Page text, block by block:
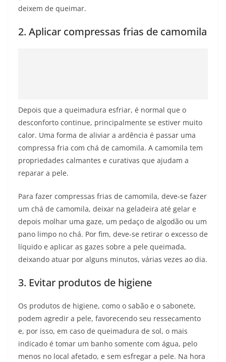
deixem de queimar.
2. Aplicar compressas frias de camomila
Depois que a queimadura esfriar, é normal que o
desconforto continue, principalmente se estiver muito
calor. Uma forma de aliviar a ardência é passar uma
compressa fria com chá de camomila. A camomila tem
propriedades calmantes e curativas que ajudam a
reparar a pele.
Para fazer compressas frias de camomila, deve-se fazer
um chá de camomila, deixar na geladeira até gelar e
depois molhar uma gaze, um pedaço de algodão ou um
pano limpo no chá. Por fim, deve-se retirar o excesso de
líquido e aplicar as gazes sobre a pele queimada,
deixando atuar por alguns minutos, várias vezes ao dia.
3. Evitar produtos de higiene
Os produtos de higiene, como o sabão e o sabonete,
podem agredir a pele, favorecendo seu ressecamento
e, por isso, em caso de queimadura de sol, o mais
indicado é tomar um banho somente com água, pelo
menos no local afetado, e sem esfregar a pele. Na hora